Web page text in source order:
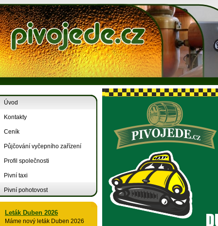
Úvod
Kontakty
Ceník
Půjčování vyčepního zařízení
Profil společnosti
Pivní taxi
Pivní pohotovost
Leták Duben 2026
Máme nový leták Duben 2026